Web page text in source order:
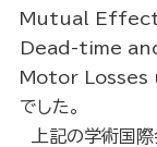
Mutual
Dead-time
Motor Losses
でした。
上記の学術国際